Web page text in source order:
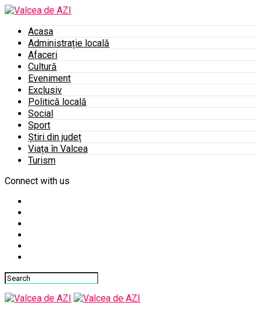
Acasa
Administrație locală
Afaceri
Cultură
Eveniment
Exclusiv
Politică locală
Social
Sport
Știri din județ
Viața în Valcea
Turism
Connect with us